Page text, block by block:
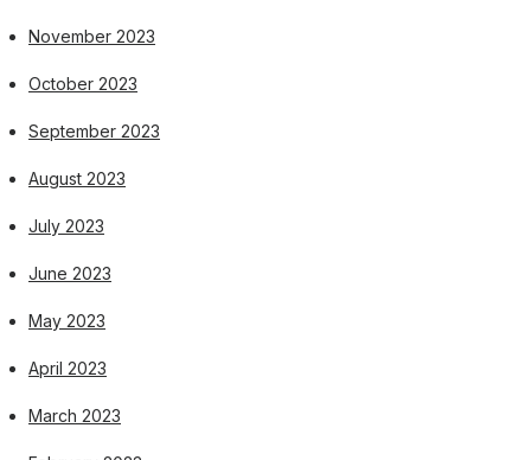
November 2023
October 2023
September 2023
August 2023
July 2023
June 2023
May 2023
April 2023
March 2023